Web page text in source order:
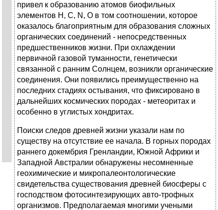
привел к образованию атомов биофильных
элементов Н, С, N, О в том соотношении, которое
оказалось благоприятным для образования сложных
органических соединений - непосредственных
предшественников жизни. При охлаждении
первичной газовой туманности, генетически
связанной с ранним Солнцем, возникли органические
соединения. Они появились преимущественно на
последних стадиях остывания, что фиксировано в
дальнейших космических породах - метеоритах и
особенно в углистых хондритах.
Поиски следов древней жизни указали нам по
существу на отсутствие ее начала. В горных породах
раннего докембрия Гренландии, Южной Африки и
Западной Австралии обнаружены несомненные
геохимические и микропалеонтологические
свидетельства существования древней биосферы с
господством фотосинтезирующих авто-трофных
организмов. Предполагаемая многими учеными